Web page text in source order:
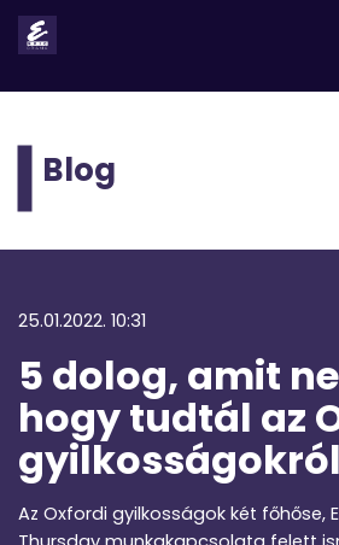
Blog
25.01.2022. 10:31
5 dolog, amit
hogy tudtál az
gyilkosságokról
Az Oxfordi gyilkosságok két főhőse,